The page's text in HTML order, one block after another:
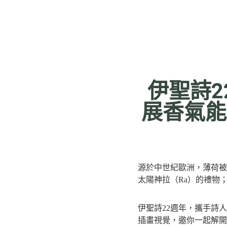
伊聖詩
展香氣
源於中世紀歐洲，薄荷
太陽神拉（Ra）的禮物
伊聖詩22週年，攜手詩
插畫視覺，邀你一起解